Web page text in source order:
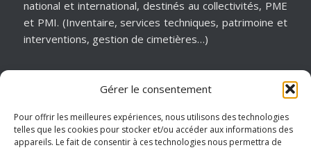
Gérer le consentement
Pour offrir les meilleures expériences, nous utilisons des technologies
telles que les cookies pour stocker et/ou accéder aux informations des
appareils. Le fait de consentir à ces technologies nous permettra de
national et international, destinés au collectivités, PME
et PMI. (Inventaire, services techniques, patrimoine et
interventions, gestion de cimetières…)
MATÉRIELS & ASSISTANCE
Installation, dépannage, assistance informatique,
sécurité informatique, infogérance, virtualisation, cloud